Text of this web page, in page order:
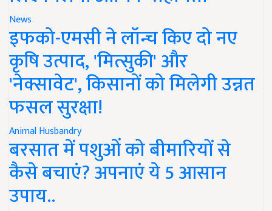
News
इफको-एमसी ने लॉन्च किए दो नए
कृषि उत्पाद, 'मित्सुकी' और
'नेक्सावेट', किसानों को मिलेगी उन्नत
फसल सुरक्षा!
Animal Husbandry
बरसात में पशुओं को बीमारियों से
कैसे बचाएं? अपनाएं ये 5 आसान
उपाय..